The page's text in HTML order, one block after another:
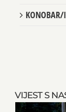
VIJEST S
KONOBAR/